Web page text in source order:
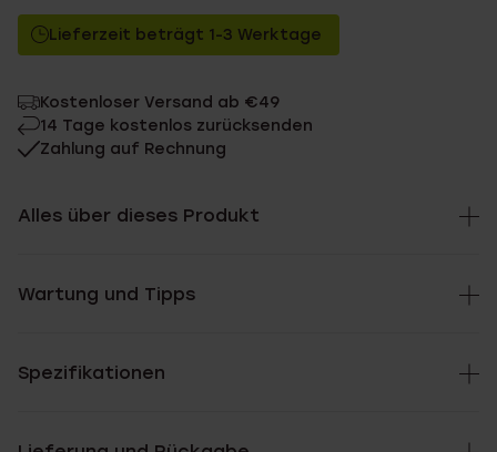
Lieferzeit beträgt 1-3 Werktage
Kostenloser Versand ab €49
14 Tage kostenlos zurücksenden
Zahlung auf Rechnung
Alles über dieses Produkt
Wartung und Tipps
Spezifikationen